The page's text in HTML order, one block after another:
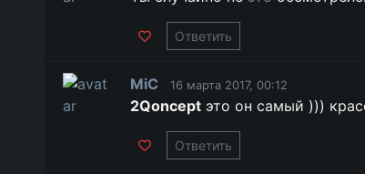
Ответить
MiC 16 марта 2017, 00:12
2Qonceptэто он самый )))
Ответить